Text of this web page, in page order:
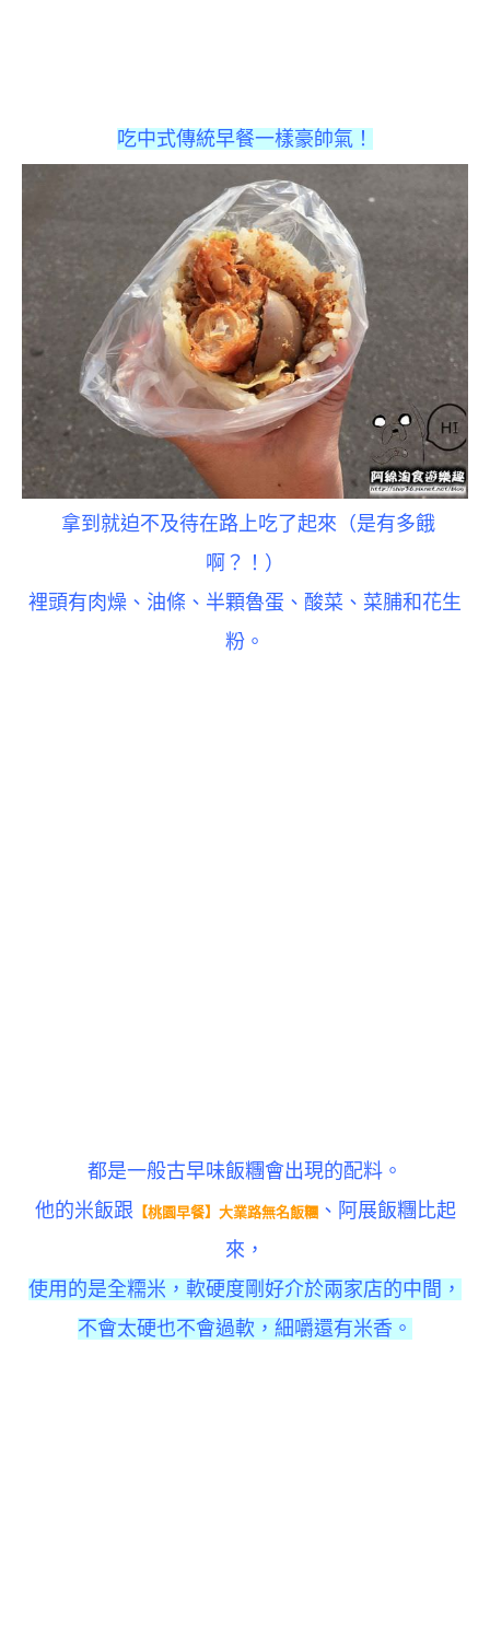
吃中式傳統早餐一樣豪帥氣！
拿到就迫不及待在路上吃了起來（是有多餓
啊？！）
裡頭有肉燥、 油條、半顆魯蛋、酸菜、菜脯和花生
粉。
都是一般古早味飯糰會出現的配料。
他的米飯跟 【桃園早餐】大業路無名飯糰、阿展飯糰比起
來，
使用的是全糥米，軟硬度剛好介於兩家店的中間，
不會太硬也不會過軟，細嚼還有米香。